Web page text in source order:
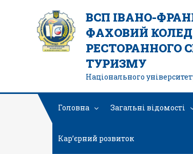
ВСП ІВАНО-
ФАХОВИЙ
РЕСТОРАННОГО
ТУРИЗМУ
Національного
Головна Загальні відомості
Кар’єрний розвиток